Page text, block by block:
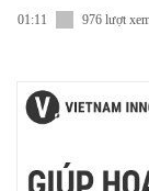
01:11 976 lượt